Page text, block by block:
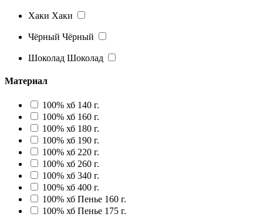
Хаки Хаки
Чёрный Чёрный
Шоколад Шоколад
Материал
100% хб 140 г.
100% хб 160 г.
100% хб 180 г.
100% хб 190 г.
100% хб 220 г.
100% хб 260 г.
100% хб 340 г.
100% хб 400 г.
100% хб Пенье 160 г.
100% хб Пенье 175 г.